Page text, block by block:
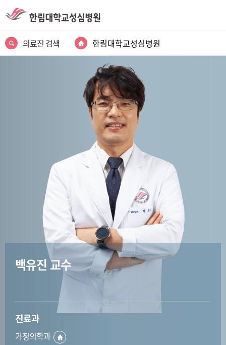
의료진 검색 한림대학교성심병원
백유진 교수
진료과
가정의학과